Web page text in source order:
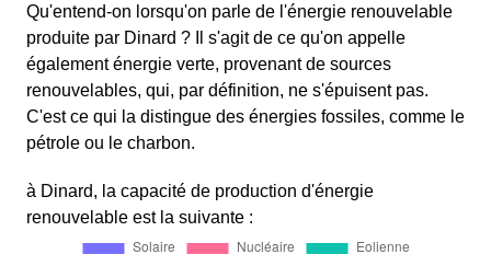
Qu'entend-on lorsqu'on parle de l'énergie renouvelable
produite par Dinard ? Il s'agit de ce qu'on appelle
également énergie verte, provenant de sources
renouvelables, qui, par définition, ne s'épuisent pas.
C'est ce qui la distingue des énergies fossiles, comme le
pétrole ou le charbon.
à Dinard, la capacité de production d'énergie
renouvelable est la suivante :